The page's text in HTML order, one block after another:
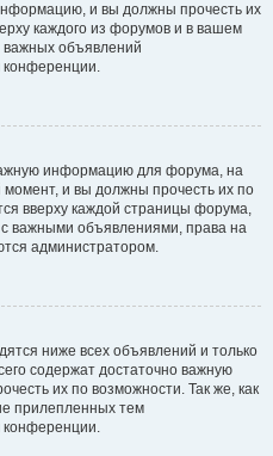
и вы должны прочесть их
каждого из форумов и в вашем
объявлений
конференции.
информацию для форума, на
и вы должны прочесть их по
вверху каждой страницы форума,
с важными объявлениями, права на
администратором.
ниже всех объявлений и только
содержат достаточно важную
их по возможности. Так же, как
прилепленных тем
конференции.